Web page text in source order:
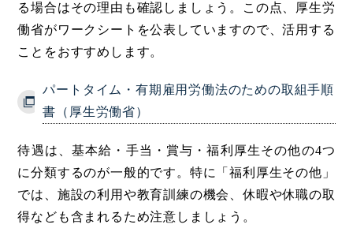
る場合はその理由も確認しましょう。この点、厚生労
働省がワークシートを公表していますので、活用する
ことをおすすめします。
パートタイム・有期雇用労働法のための取組手順
書（厚生労働省）
待遇は、基本給・手当・賞与・福利厚生その他の4つ
に分類するのが一般的です。特に「福利厚生その他」
では、施設の利用や教育訓練の機会、休暇や休職の取
得なども含まれるため注意しましょう。